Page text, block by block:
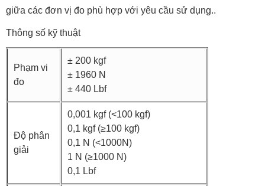
giữa các đơn vị đo phù hợp với yêu cầu sử dụng..
Thông số kỹ thuật
Phạm vi
đo
± 200 kgf
± 1960 N
± 440 Lbf
Độ phân
giải
0,001 kgf (<100 kgf)
0,1 kgf (≥100 kgf)
0,1 N (<1000N)
1 N (≥1000 N)
0,1 Lbf